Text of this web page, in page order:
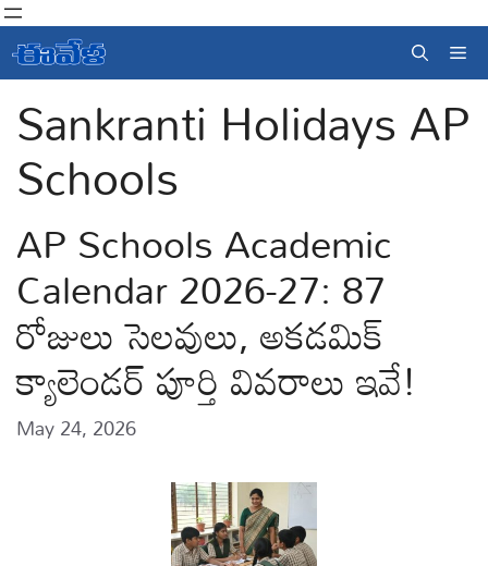
Skip
to
content
Sankranti Holidays AP
Schools
AP Schools Academic
Calendar 2026-27: 87
రోజులు సెలవులు, అకడమిక్
క్యాలెండర్ పూర్తి వివరాలు ఇవే!
May 24, 2026